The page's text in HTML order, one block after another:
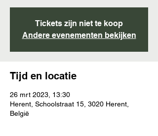
Tickets zijn niet te koop
Andere evenementen bekijken
Tijd en locatie
26 mrt 2023, 13:30
Herent, Schoolstraat 15, 3020 Herent,
België